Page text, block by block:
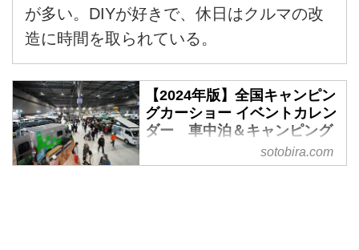
が多い。DIYが好きで、休日はクルマの改
造に時間を取られている。
【2024年版】全国キャンピン
グカーショー イベントカレン
ダー 車中泊＆キャンピング
カーイベント情報 -
SOTOBIRA
sotobira.com